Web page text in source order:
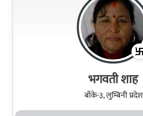
भगवती शाह
बाँके-३, लुम्बिनी प्रदेश